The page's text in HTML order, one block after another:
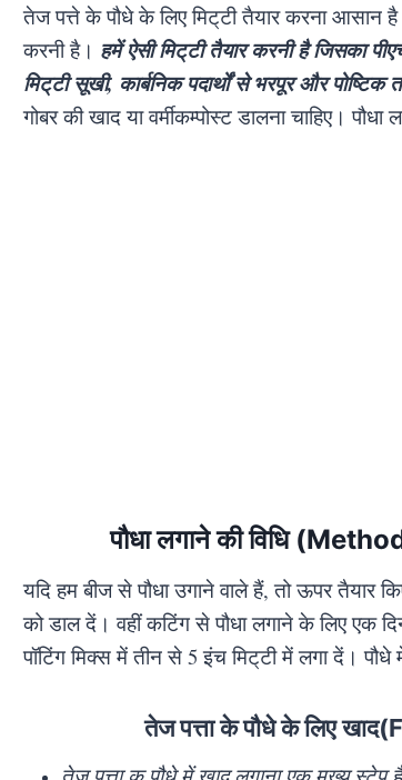
तेज पत्ते के पौधे के लिए मिट्‌टी तैयार करना आसान
करनी है। हमें ऐसी मिट्‌टी तैयार करनी है जिसका
मिट्‌टी सूखी, कार्बनिक पदार्थों से भरपूर और पोष्टिक
गोबर की खाद या वर्मीकम्पोस्ट डालना चाहिए।
पौधा लगाने की विधि
यदि हम बीज से पौधा उगाने वाले हैं, तो ऊपर तैयार
को डाल दें। वहीं कटिंग से पौधा लगाने के लिए एक
पॉटिंग मिक्स में तीन से 5 इंच मिट्‌टी में लगा दें। पौधे
तेज पत्ता के पौधे के लिए